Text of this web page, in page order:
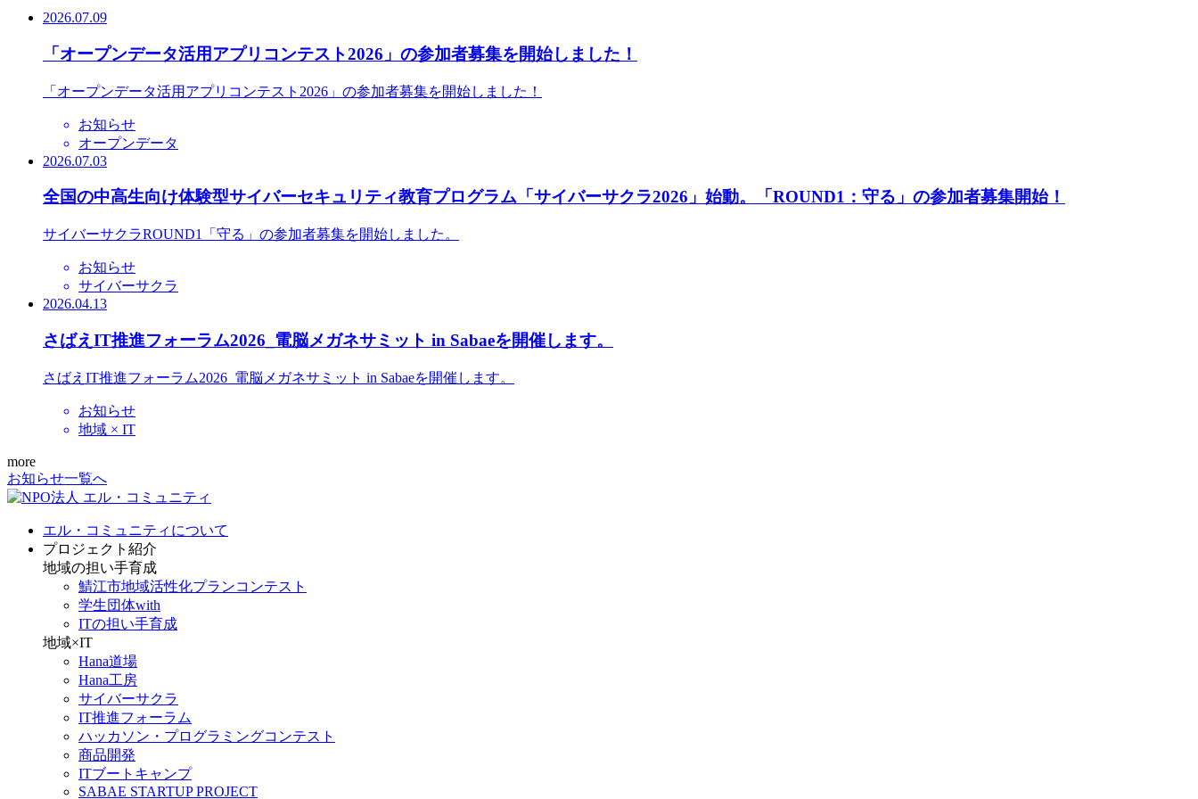
2026.07.09
「オープンデータ活用アプリコンテスト2026」の参加者募集を開始しました！
「オープンデータ活用アプリコンテスト2026」の参加者募集を開始しました！
お知らせ
オープンデータ
2026.07.03
全国の中高生向け体験型サイバーセキュリティ教育プログラム「サイバーサクラ2026」始動。「ROUND1：守る」の参加者募集開始！
サイバーサクラROUND1「守る」の参加者募集を開始しました。
お知らせ
サイバーサクラ
2026.04.13
さばえIT推進フォーラム2026_電脳メガネサミット in Sabaeを開催します。
さばえIT推進フォーラム2026_電脳メガネサミット in Sabaeを開催します。
お知らせ
地域 × IT
more
お知らせ一覧へ
エル・コミュニティについて
プロジェクト紹介
地域の担い手育成
鯖江市地域活性化プランコンテスト
学生団体with
ITの担い手育成
地域×IT
Hana道場
Hana工房
サイバーサクラ
IT推進フォーラム
ハッカソン・プログラミングコンテスト
商品開発
ITブートキャンプ
SABAE STARTUP PROJECT